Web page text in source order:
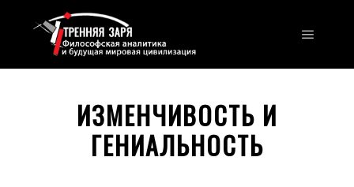
ИЗМЕНЧИВОСТЬ И
ГЕНИАЛЬНОСТЬ